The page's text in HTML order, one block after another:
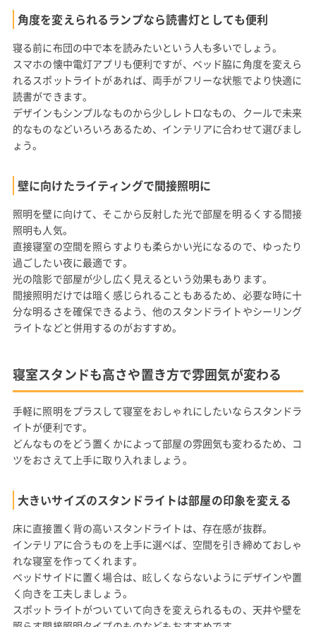
角度を変えられるランプなら読書灯としても便利
寝る前に布団の中で本を読みたいという人も多いでしょう。
スマホの懐中電灯アプリも便利ですが、ベッド脇に角度を変えら
れるスポットライトがあれば、両手がフリーな状態でより快適に
読書ができます。
デザインもシンプルなものから少しレトロなもの、クールで未来
的なものなどいろいろあるため、インテリアに合わせて選びまし
ょう。
壁に向けたライティングで間接照明に
照明を壁に向けて、そこから反射した光で部屋を明るくする間接
照明も人気。
直接寝室の空間を照らすよりも柔らかい光になるので、ゆったり
過ごしたい夜に最適です。
光の陰影で部屋が少し広く見えるという効果もあります。
間接照明だけでは暗く感じられることもあるため、必要な時に十
分な明るさを確保できるよう、他のスタンドライトやシーリング
ライトなどと併用するのがおすすめ。
寝室スタンドも高さや置き方で雰囲気が変わる
手軽に照明をプラスして寝室をおしゃれにしたいならスタンドラ
イトが便利です。
どんなものをどう置くかによって部屋の雰囲気も変わるため、コ
ツをおさえて上手に取り入れましょう。
大きいサイズのスタンドライトは部屋の印象を変える
床に直接置く背の高いスタンドライトは、存在感が抜群。
インテリアに合うものを上手に選べば、空間を引き締めておしゃ
れな寝室を作ってくれます。
ベッドサイドに置く場合は、眩しくならないようにデザインや置
く向きを工夫しましょう。
スポットライトがついていて向きを変えられるもの、天井や壁を